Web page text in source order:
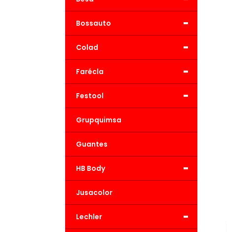
-
Bossauto
-
Colad
-
Farécla
-
Festool
Grupquimsa
Guantes
-
HB Body
Jusacolor
-
Lechler